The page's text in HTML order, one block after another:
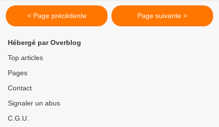
< Page précédente Page suivante >
Hébergé par Overblog
Top articles
Pages
Contact
Signaler un abus
C.G.U.